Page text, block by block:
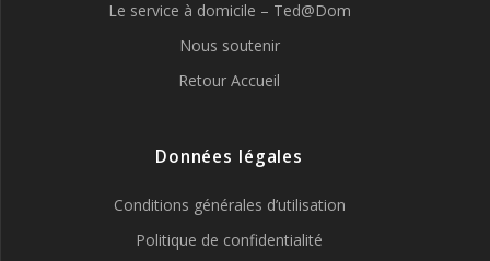
Le service à domicile – Ted@Dom
Nous soutenir
Retour Accueil
Données légales
Conditions générales d’utilisation
Politique de confidentialité